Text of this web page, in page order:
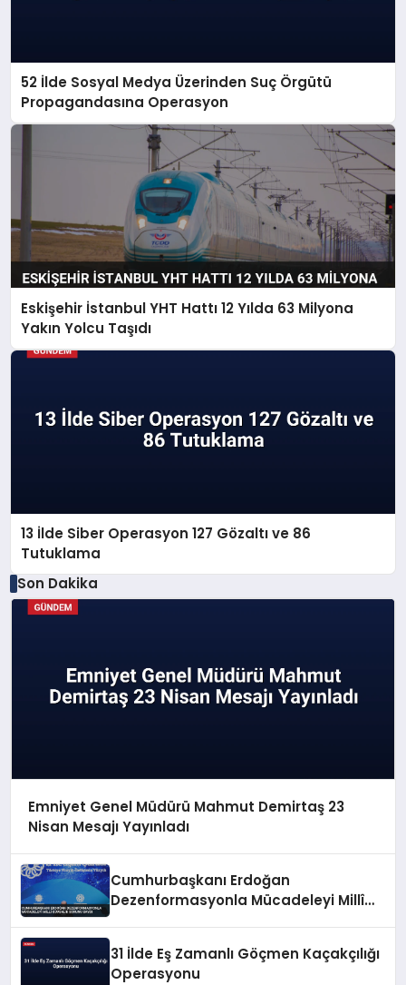
52 İlde Sosyal Medya Üzerinden Suç Örgütü
Propagandasına Operasyon
Eskişehir İstanbul YHT Hattı 12 Yılda 63 Milyona
Yakın Yolcu Taşıdı
13 İlde Siber Operasyon 127 Gözaltı ve 86
Tutuklama
Son Dakika
Emniyet Genel Müdürü Mahmut Demirtaş 23
Nisan Mesajı Yayınladı
Cumhurbaşkanı Erdoğan
Dezenformasyonla Mücadeleyi Millî
31 İlde Eş Zamanlı Göçmen Kaçakçılığı
Operasyonu